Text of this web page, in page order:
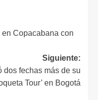
Copacabana con
Siguiente:
dos fechas más de su
Tour’ en Bogotá